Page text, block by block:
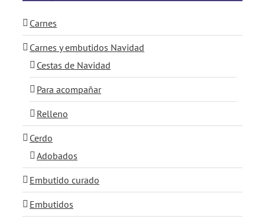
Carnes
Carnes y embutidos Navidad
Cestas de Navidad
Para acompañar
Relleno
Cerdo
Adobados
Embutido curado
Embutidos